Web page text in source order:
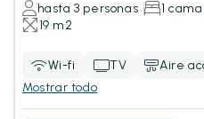
hasta 3 personas
1
19 m2
Wi-fi TV
Aire
Mostrar todo